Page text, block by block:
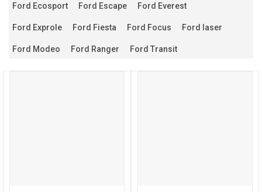
Ford Ecosport Ford Escape Ford Everest
Ford Exprole Ford Fiesta Ford Focus Ford laser
Ford Modeo Ford Ranger Ford Transit